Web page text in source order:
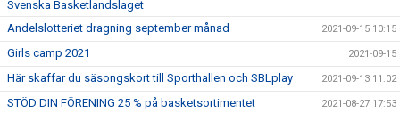
Svenska Basketlandslaget
Andelslotteriet dragning september månad 2021-09-15 10:15
Girls camp 2021 2021-09-15
Här skaffar du säsongskort till Sporthallen och SBLplay 2021-09-13 11:02
STÖD DIN FÖRENING 25 % på basketsortimentet 2021-08-27 17:53